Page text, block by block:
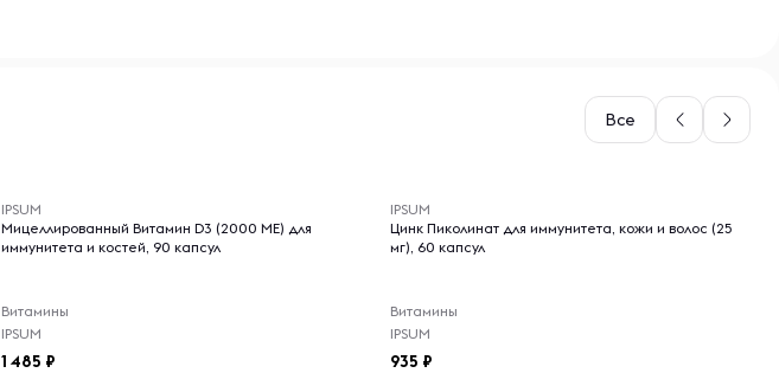
Все
IPSUM
Мицеллированный Витамин D3 (2000 МЕ) для
иммунитета и костей, 90 капсул
Витамины
IPSUM
1 485
IPSUM
Цинк Пиколинат для иммунитета, кожи и волос (25
мг), 60 капсул
Витамины
IPSUM
935